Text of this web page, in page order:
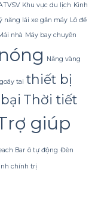
Khu vực du lịch Kinh
năng lái xe gắn máy Lô đề
nhà Máy bay chuyên
Nắng vàng
tai thiết bị
Thời tiết
giúp
Bar ô tự động Đèn
chính trị